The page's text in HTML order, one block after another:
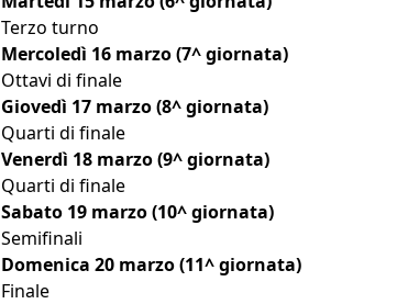
Terzo turno
Mercoledì 16 marzo (7^ giornata)
Ottavi di finale
Giovedì 17 marzo (8^ giornata)
Quarti di finale
Venerdì 18 marzo (9^ giornata)
Quarti di finale
Sabato 19 marzo (10^ giornata)
Semifinali
Domenica 20 marzo (11^ giornata)
Finale